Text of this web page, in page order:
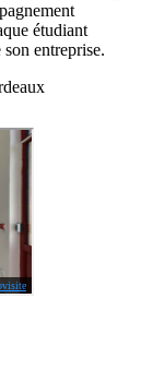
étudiant
entreprise.